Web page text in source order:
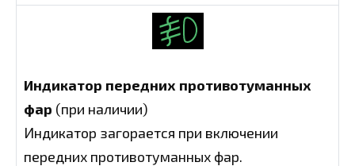
Индикатор передних противотуманных
фар (при наличии)
Индикатор загорается при включении
передних противотуманных фар.